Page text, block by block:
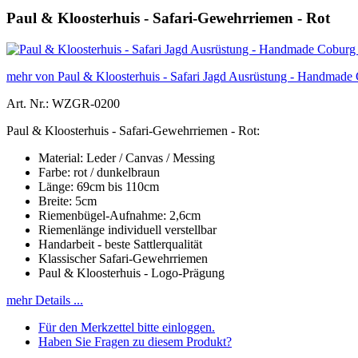
Paul & Kloosterhuis - Safari-Gewehrriemen - Rot
mehr von Paul & Kloosterhuis - Safari Jagd Ausrüstung - Handmade
Art. Nr.: WZGR-0200
Paul & Kloosterhuis - Safari-Gewehrriemen - Rot:
Material: Leder / Canvas / Messing
Farbe: rot / dunkelbraun
Länge: 69cm bis 110cm
Breite: 5cm
Riemenbügel-Aufnahme: 2,6cm
Riemenlänge individuell verstellbar
Handarbeit - beste Sattlerqualität
Klassischer Safari-Gewehrriemen
Paul & Kloosterhuis - Logo-Prägung
mehr Details ...
Für den Merkzettel bitte einloggen.
Haben Sie Fragen zu diesem Produkt?